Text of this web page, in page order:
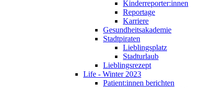
Kinderreporter:innen
Reportage
Karriere
Gesundheitsakademie
Stadtpiraten
Lieblingsplatz
Stadturlaub
Lieblingsrezept
Life - Winter 2023
Patient:innen berichten